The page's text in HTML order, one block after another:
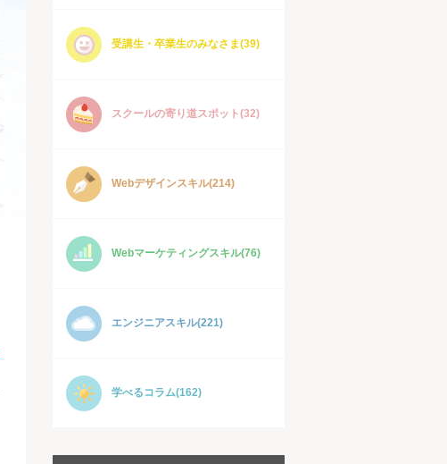
受講生・卒業生のみなさま(39)
スクールの寄り道スポット(32)
Webデザインスキル(214)
Webマーケティングスキル(76)
エンジニアスキル(221)
学べるコラム(162)